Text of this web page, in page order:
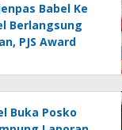
Babel Ke
Berlangsung
PJS Award
Buka Posko